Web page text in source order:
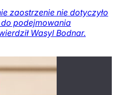
zaostrzenie nie dotyczyło
podejmowania
Wasyl Bodnar.